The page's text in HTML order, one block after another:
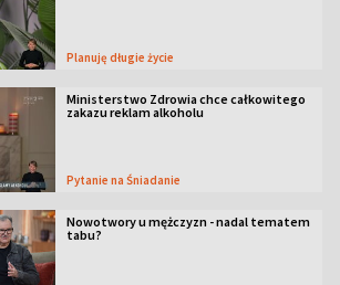
Planuję długie życie
Ministerstwo Zdrowia chce całkowitego
zakazu reklam alkoholu
Pytanie na Śniadanie
Nowotwory u mężczyzn - nadal tematem
tabu?